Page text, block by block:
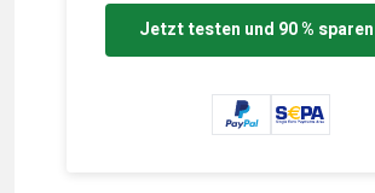
Jetzt testen und 90 % sparen